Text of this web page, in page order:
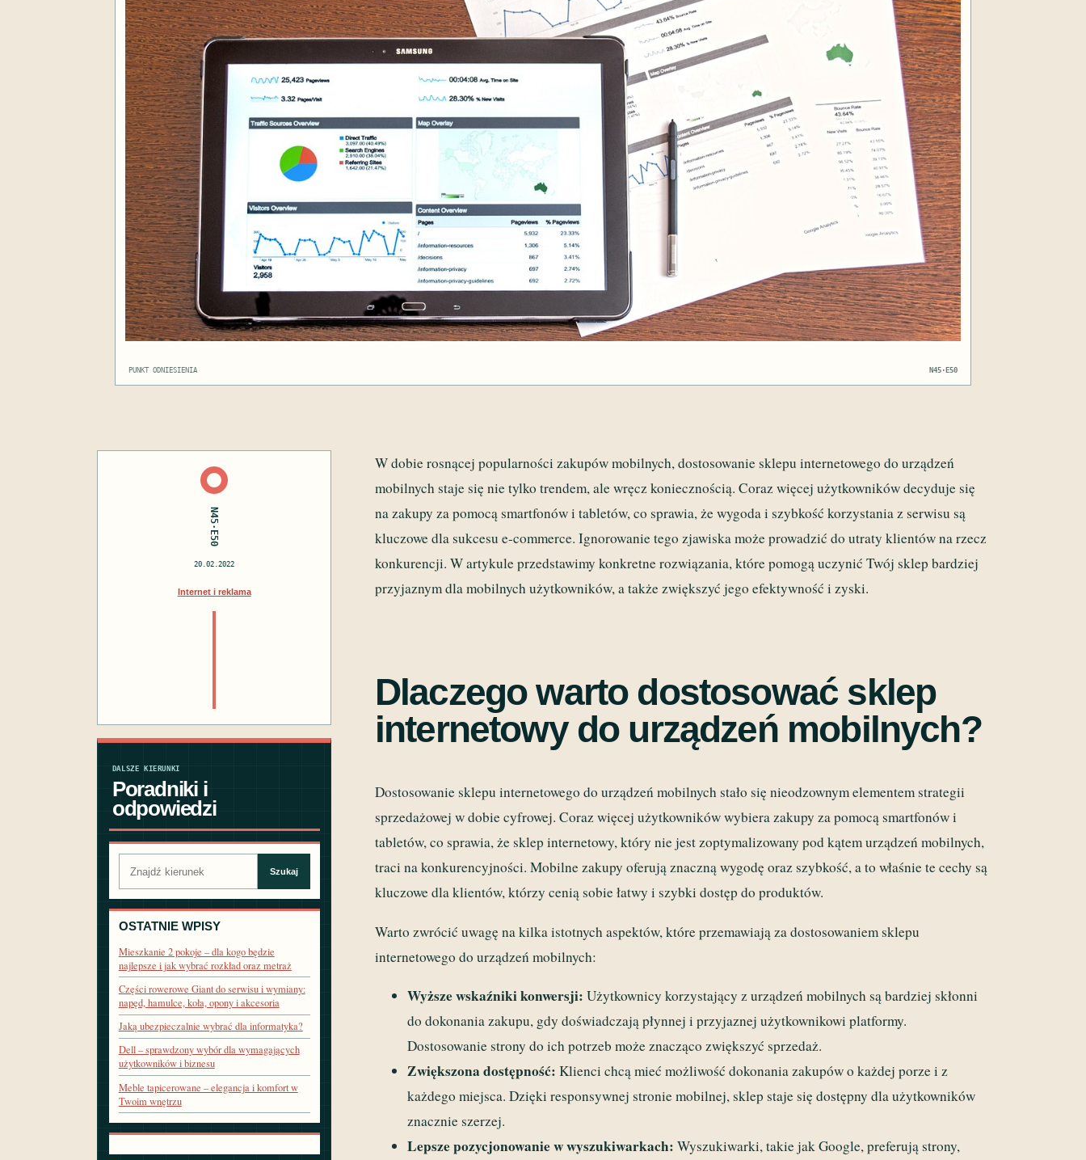
PUNKT ODNIESIENIA N45·E50
N45·E50
20.02.2022
Internet i reklama
DALSZE KIERUNKI
Poradniki i
odpowiedzi
Szukaj
OSTATNIE WPISY
Mieszkanie 2 pokoje – dla kogo będzie
najlepsze i jak wybrać rozkład oraz metraż
Części rowerowe Giant do serwisu i wymiany:
napęd, hamulce, koła, opony i akcesoria
Jaką ubezpieczalnie wybrać dla informatyka?
Dell – sprawdzony wybór dla wymagających
użytkowników i biznesu
Meble tapicerowane – elegancja i komfort w
Twoim wnętrzu
W dobie rosnącej popularności zakupów mobilnych, dostosowanie sklepu internetowego do urządzeń
mobilnych staje się nie tylko trendem, ale wręcz koniecznością. Coraz więcej użytkowników decyduje się
na zakupy za pomocą smartfonów i tabletów, co sprawia, że wygoda i szybkość korzystania z serwisu są
kluczowe dla sukcesu e-commerce. Ignorowanie tego zjawiska może prowadzić do utraty klientów na rzecz
konkurencji. W artykule przedstawimy konkretne rozwiązania, które pomogą uczynić Twój sklep bardziej
przyjaznym dla mobilnych użytkowników, a także zwiększyć jego efektywność i zyski.
Dlaczego warto dostosować sklep
internetowy do urządzeń mobilnych?
Dostosowanie sklepu internetowego do urządzeń mobilnych stało się nieodzownym elementem strategii
sprzedażowej w dobie cyfrowej. Coraz więcej użytkowników wybiera zakupy za pomocą smartfonów i
tabletów, co sprawia, że sklep internetowy, który nie jest zoptymalizowany pod kątem urządzeń mobilnych,
traci na konkurencyjności. Mobilne zakupy oferują znaczną wygodę oraz szybkość, a to właśnie te cechy są
kluczowe dla klientów, którzy cenią sobie łatwy i szybki dostęp do produktów.
Warto zwrócić uwagę na kilka istotnych aspektów, które przemawiają za dostosowaniem sklepu
internetowego do urządzeń mobilnych:
Wyższe wskaźniki konwersji: Użytkownicy korzystający z urządzeń mobilnych są bardziej skłonni
do dokonania zakupu, gdy doświadczają płynnej i przyjaznej użytkownikowi platformy.
Dostosowanie strony do ich potrzeb może znacząco zwiększyć sprzedaż.
Zwiększona dostępność: Klienci chcą mieć możliwość dokonania zakupów o każdej porze i z
każdego miejsca. Dzięki responsywnej stronie mobilnej, sklep staje się dostępny dla użytkowników
znacznie szerzej.
Lepsze pozycjonowanie w wyszukiwarkach: Wyszukiwarki, takie jak Google, preferują strony,